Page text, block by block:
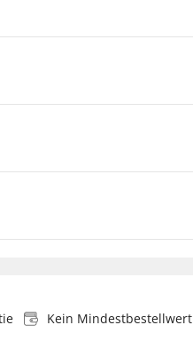
Kein Mindestbestellwert